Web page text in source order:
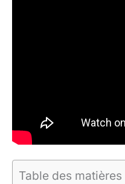
Table des matières